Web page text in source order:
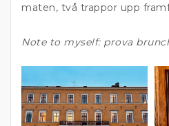
maten, två trappor upp
Note to myself: prova